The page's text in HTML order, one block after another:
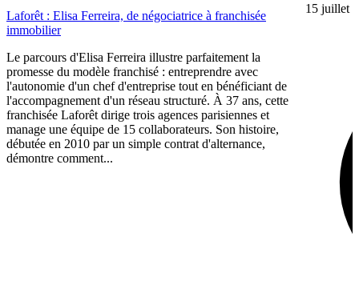
Laforêt : Elisa Ferreira, de négociatrice à franchisée
immobilier
Le parcours d'Elisa Ferreira illustre parfaitement la
promesse du modèle franchisé : entreprendre avec
l'autonomie d'un chef d'entreprise tout en bénéficiant de
l'accompagnement d'un réseau structuré. À 37 ans, cette
franchisée Laforêt dirige trois agences parisiennes et
manage une équipe de 15 collaborateurs. Son histoire,
débutée en 2010 par un simple contrat d'alternance,
démontre comment...
15 juillet